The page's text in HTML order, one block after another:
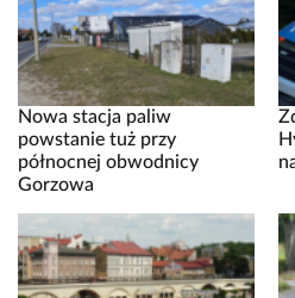
Nowa stacja paliw
powstanie tuż przy
północnej obwodnicy
Gorzowa